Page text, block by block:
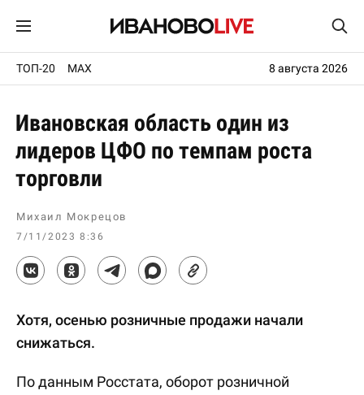
ТОП-20 MAX 8 августа 2026
Ивановская область один из
лидеров ЦФО по темпам роста
торговли
Михаил Мокрецов
7/11/2023 8:36
Хотя, осенью розничные продажи начали
снижаться.
По данным Росстата, оборот розничной